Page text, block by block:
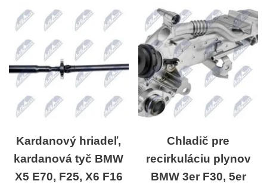
Kardanový hriadeľ,
kardanová tyč BMW
X5 E70, F25, X6 F16
Chladič pre
recirkuláciu plynov
BMW 3er F30, 5er